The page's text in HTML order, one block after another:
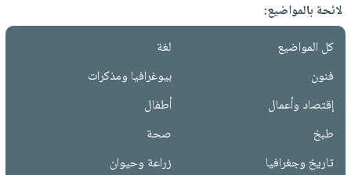
لائحة بالمواضيع:
كل المواضيع
لغة
فنون
بيوغرافيا ومذكرات
إقتصاد وأعمال
أطفال
طبخ
صحة
تاريخ وجغرافيا
زراعة وحيوان